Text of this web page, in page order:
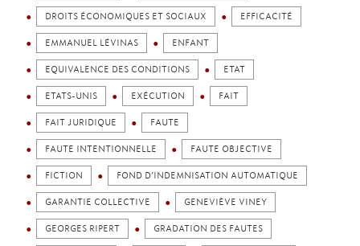
DROITS ÉCONOMIQUES ET SOCIAUX EFFICACITÉ
EMMANUEL LÉVINAS ENFANT
EQUIVALENCE DES CONDITIONS ETAT
ETATS-UNIS EXÉCUTION FAIT
FAIT JURIDIQUE FAUTE
FAUTE INTENTIONNELLE FAUTE OBJECTIVE
FICTION FOND D’INDEMNISATION AUTOMATIQUE
GARANTIE COLLECTIVE GENEVIÈVE VINEY
GEORGES RIPERT GRADATION DES FAUTES